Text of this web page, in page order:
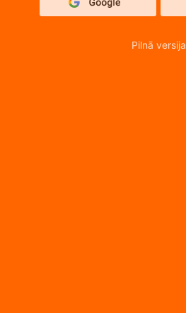
Pilnā versija